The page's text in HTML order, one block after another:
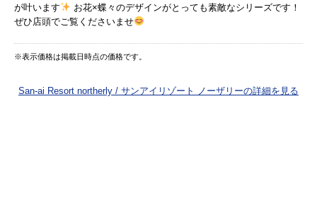
が叶います
お花×蝶々のデザインがとっても素敵なシリーズです！
ぜひ店頭でご覧くださいませ
※表示価格は掲載日時点の価格です。
San-ai Resort northerly / サンアイリゾート ノーザリーの詳細を見る